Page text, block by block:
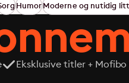
HumorModerne og nutidig
Eksklusive titler +